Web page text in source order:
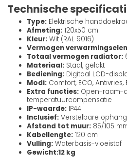
Technische
Type: Elektrische
Afmeting: 120x50 cm
Kleur: Wit (RAL 9016)
Vermogen
Totaal vermogen radiator:
Materiaal: Staal, gelakt
Bediening: Digitaal LCD-
Modi: Comfort, ECO,
Extra functies: Open-raam-
temperatuurcompensatie
IP-waarde: IP44
Inclusief: Verstelbare
Afstand tot muur: 85/105
Kabellengte: 120 cm
Vulling: Waterbasis-vloeistof
Gewicht:12 kg